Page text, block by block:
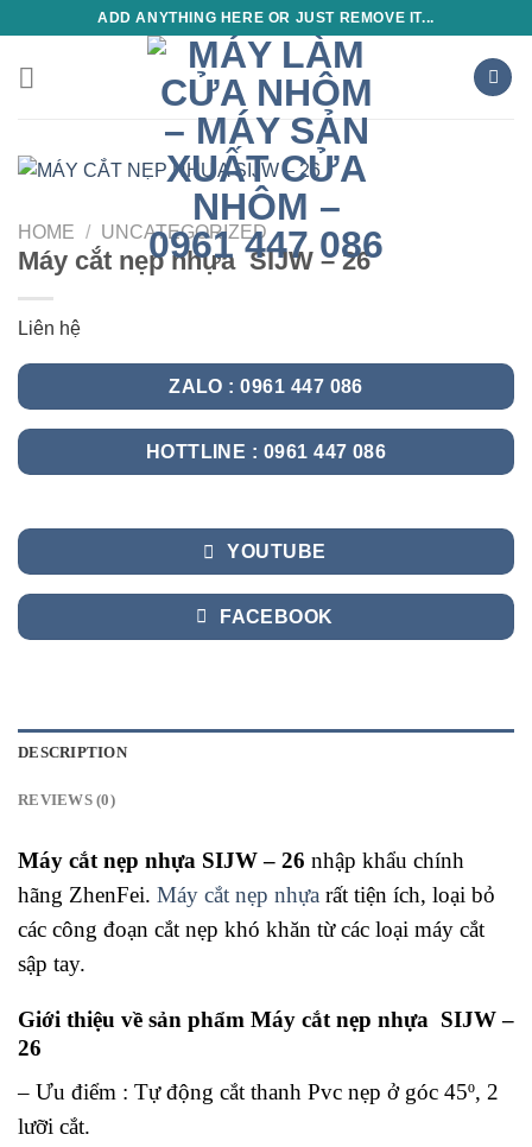
content
ADD ANYTHING HERE OR JUST REMOVE IT...
HOME / UNCATEGORIZED
Máy cắt nẹp nhựa SIJW – 26
Liên hệ
ZALO : 0961 447 086
HOTTLINE : 0961 447 086
YOUTUBE
FACEBOOK
DESCRIPTION
REVIEWS (0)
Máy cắt nẹp nhựa SIJW – 26 nhập khẩu chính
hãng ZhenFei. Máy cắt nẹp nhựa rất tiện ích, loại bỏ
các công đoạn cắt nẹp khó khăn từ các loại máy cắt
sập tay.
Giới thiệu về sản phẩm Máy cắt nẹp nhựa SIJW –
26
– Ưu điểm : Tự động cắt thanh Pvc nẹp ở góc 45º, 2
lưỡi cắt.